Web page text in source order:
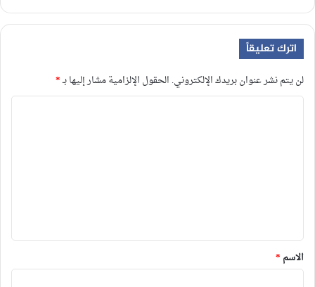
اترك تعليقاً
لن يتم نشر عنوان بريدك الإلكتروني. الحقول الإلزامية مشار إليها بـ*
*
الاسم *